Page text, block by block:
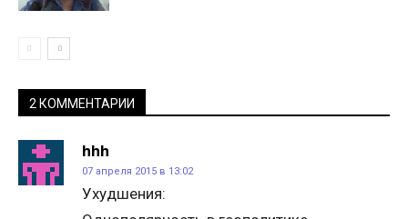
2 КОММЕНТАРИИ
hhh
07 апреля 2015 в 13:02
Ухудшения: